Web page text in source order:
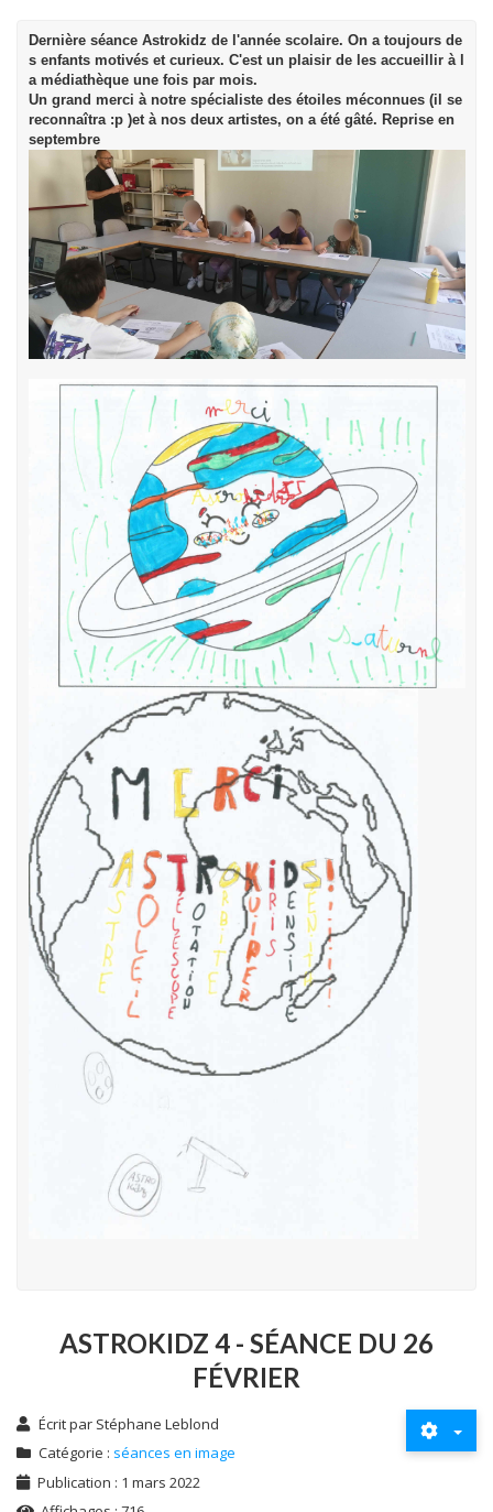
Dernière séance Astrokidz de l'année scolaire. On a toujours de
s enfants motivés et curieux. C'est un plaisir de les accueillir à l
a médiathèque une fois par mois.
Un grand merci à notre spécialiste des étoiles méconnues (il se
reconnaîtra :p )et à nos deux artistes, on a été gâté. Reprise en
septembre
ASTROKIDZ 4 - SÉANCE DU 26
FÉVRIER
Écrit par Stéphane Leblond
Catégorie : séances en image
Publication : 1 mars 2022